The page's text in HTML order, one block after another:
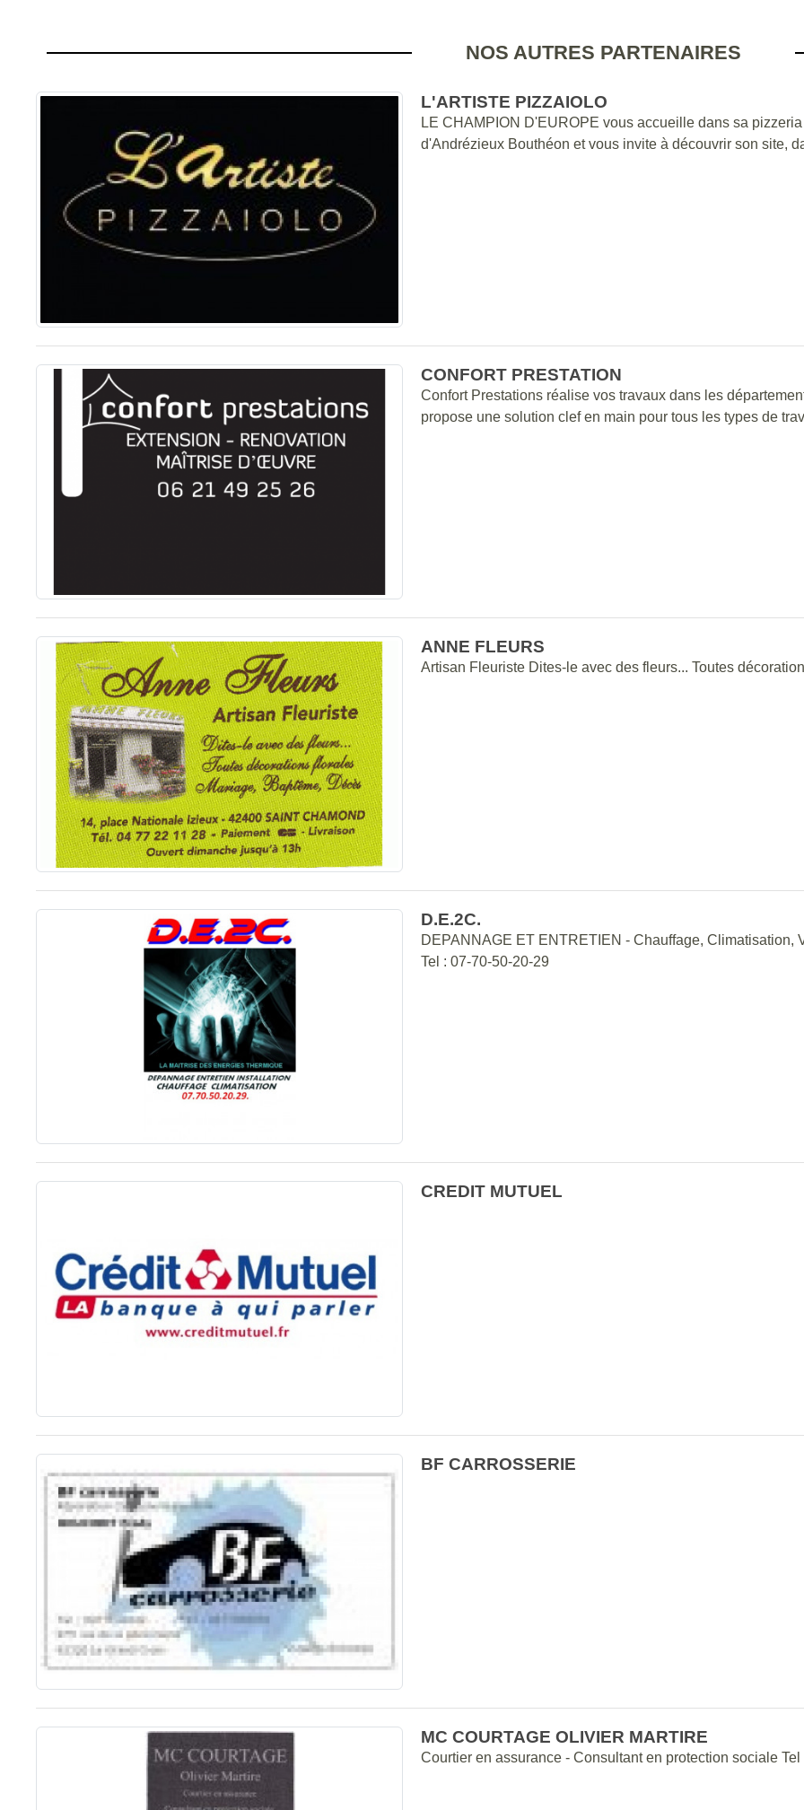
NOS AUTRES PARTENAIRES
L'ARTISTE PIZZAIOLO
LE CHAMPION D'EUROPE vous accueille dans sa
d'Andrézieux Bouthéon et vous invite à découvrir son site,
CONFORT PRESTATION
Confort Prestations réalise vos travaux dans les
propose une solution clef en main pour tous les types de
ANNE FLEURS
Artisan Fleuriste Dites-le avec des fleurs... Toutes
D.E.2C.
DEPANNAGE ET ENTRETIEN - Chauffage, Climatisation,
Tel : 07-70-50-20-29
CREDIT MUTUEL
BF CARROSSERIE
MC COURTAGE OLIVIER MARTIRE
Courtier en assurance - Consultant en protection sociale